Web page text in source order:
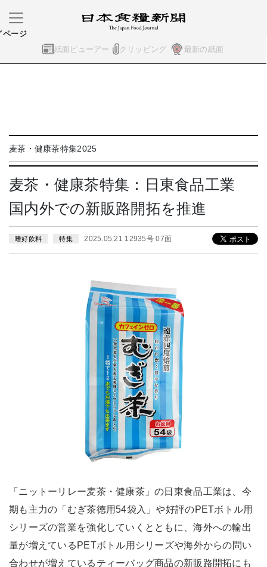
紙面ビューアー クリッピング 最新の紙面
ページ
麦茶・健康茶特集2025
麦茶・健康茶特集：日東食品工業
国内外での新販路開拓を推進
嗜好飲料 特集 2025.05.21 12935号 07面
「ニットーリレー麦茶・健康茶」の日東食品工業は、今
期も主力の「むぎ茶徳用54袋入」や好評のPETボトル用
シリーズの営業を強化していくとともに、海外への輸出
量が増えているPETボトル用シリーズや海外からの問い
合わせが増えているティーバッグ商品の新販路開拓にも